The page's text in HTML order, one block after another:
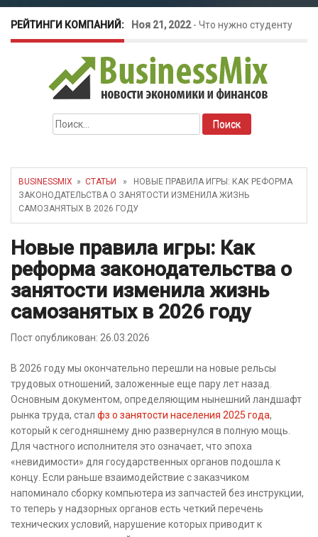
РЕЙТИНГИ КОМПАНИЙ: Ноя 21, 2022- Что нужно студенту
для открытия бизнеса?
Окт 26, 2022-Телефония для
amoCRM: лучшие инструменты для
бизнеса
как защитить свой бизнес?
Найти:
BUSINESSMIX » СТАТЬИ
» НОВЫЕ ПРАВИЛА ИГРЫ: КАК РЕФОРМА
ЗАКОНОДАТЕЛЬСТВА О ЗАНЯТОСТИ ИЗМЕНИЛА ЖИЗНЬ
САМОЗАНЯТЫХ В 2026 ГОДУ
Новые правила игры: Как
реформа законодательства о
занятости изменила жизнь
самозанятых в 2026 году
Пост опубликован: 26.03.2026
В 2026 году мы окончательно перешли на новые рельсы
трудовых отношений, заложенные еще пару лет назад.
Основным документом, определяющим нынешний ландшафт
рынка труда, стал фз о занятости населения 2025 года,
который к сегодняшнему дню развернулся в полную мощь.
Для частного исполнителя это означает, что эпоха
«невидимости» для государственных органов подошла к
концу. Если раньше взаимодействие с заказчиком
напоминало сборку компьютера из запчастей без инструкции,
то теперь у надзорных органов есть четкий перечень
технических условий, нарушение которых приводит к